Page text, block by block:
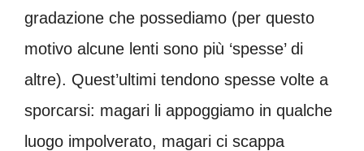
gradazione che possediamo (per questo
motivo alcune lenti sono più ‘spesse’ di
altre). Quest’ultimi tendono spesse volte a
sporcarsi: magari li appoggiamo in qualche
luogo impolverato, magari ci scappa